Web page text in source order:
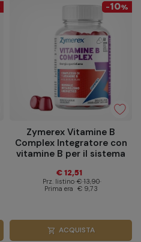
-10%
Zymerex Vitamine B
Complex Integratore con
vitamine B per il sistema
€ 12,51
Prz. listino € 13,90
Prima era € 9,73
shopping_cart ACQUISTA